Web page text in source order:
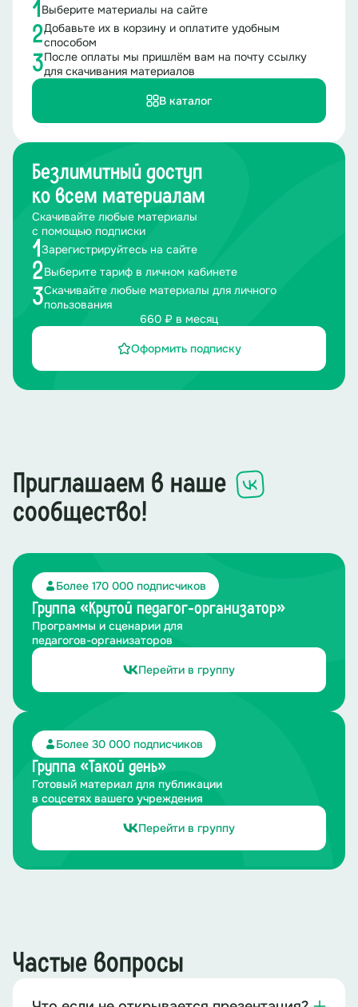
1 Выберите материалы на сайте
2Добавьте их в корзину и оплатите удобным
способом
3После оплаты мы пришлём вам на почту ссылку
для скачивания материалов
В каталог
Безлимитный доступ
ко всем материалам
Скачивайте любые материалы
с помощью подписки
1 Зарегистрируйтесь на сайте
2Выберите тариф в личном кабинете
3Скачивайте любые материалы для личного
пользования
660 ₽ в месяц
Оформить подписку
Приглашаем в наше
сообщество!
Более 170 000 подписчиков
Группа «Крутой педагог-организатор»
Программы и сценарии для
педагогов-организаторов
Перейти в группу
Более 30 000 подписчиков
Группа «Такой день»
Готовый материал для публикации
в соцсетях вашего учреждения
Перейти в группу
Частые вопросы